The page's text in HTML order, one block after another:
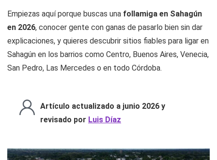
Empiezas aquí porque buscas una follamiga en Sahagún
en 2026, conocer gente con ganas de pasarlo bien sin dar
explicaciones, y quieres descubrir sitios fiables para ligar en
Sahagún en los barrios como Centro, Buenos Aires, Venecia,
San Pedro, Las Mercedes o en todo Córdoba.
Artículo actualizado a junio 2026 y
revisado por Luis Díaz